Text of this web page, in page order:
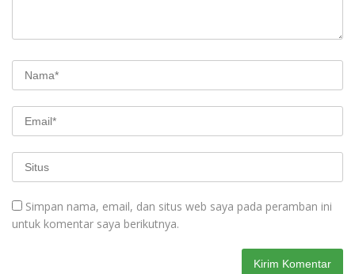
Simpan nama, email, dan situs web saya pada peramban ini
untuk komentar saya berikutnya.